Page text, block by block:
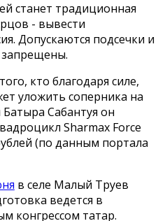
станет традиционная
- вывести
Допускаются подсечки и
кто благодаря силе,
уложить соперника на
Сабантуя он
Sharmax Force
(по данным портала
в селе Малый Труев
ведется в
конгрессом татар.